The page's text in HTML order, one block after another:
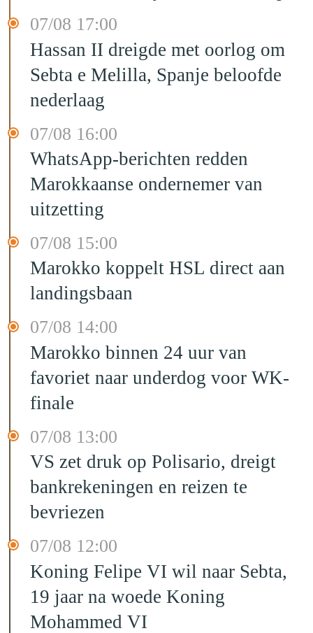
07/08 17:00
Hassan II dreigde met oorlog om
Sebta e Melilla, Spanje beloofde
nederlaag
07/08 16:00
WhatsApp-berichten redden
Marokkaanse ondernemer van
uitzetting
07/08 15:00
Marokko koppelt HSL direct aan
landingsbaan
07/08 14:00
Marokko binnen 24 uur van
favoriet naar underdog voor WK-
finale
07/08 13:00
VS zet druk op Polisario, dreigt
bankrekeningen en reizen te
bevriezen
07/08 12:00
Koning Felipe VI wil naar Sebta,
19 jaar na woede Koning
Mohammed VI